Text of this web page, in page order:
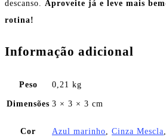
descanso. Aproveite já e leve mais
rotina!
Informação adicional
Peso 0,21 kg
Dimensões 3 × 3 × 3 cm
Cor Azul marinho Cinza Mescla